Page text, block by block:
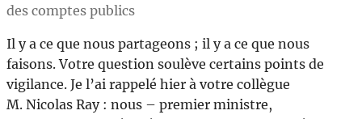
des comptes publics
Il y a ce que nous partageons ; il y a ce que nous
faisons. Votre question soulève certains points de
vigilance. Je l’ai rappelé hier à votre collègue
M. Nicolas Ray : nous – premier ministre,